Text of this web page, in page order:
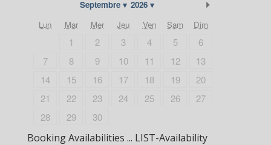
Septembre 2026
Lun Mar Mer Jeu Ven Sam Dim
1 2 3 4 5
6
7
8 9 10 11 12
13
14
15 16 17 18 19
20
21
22 23 24 25 26
27
28
29 30
Booking Availabilities ... LIST-Availability